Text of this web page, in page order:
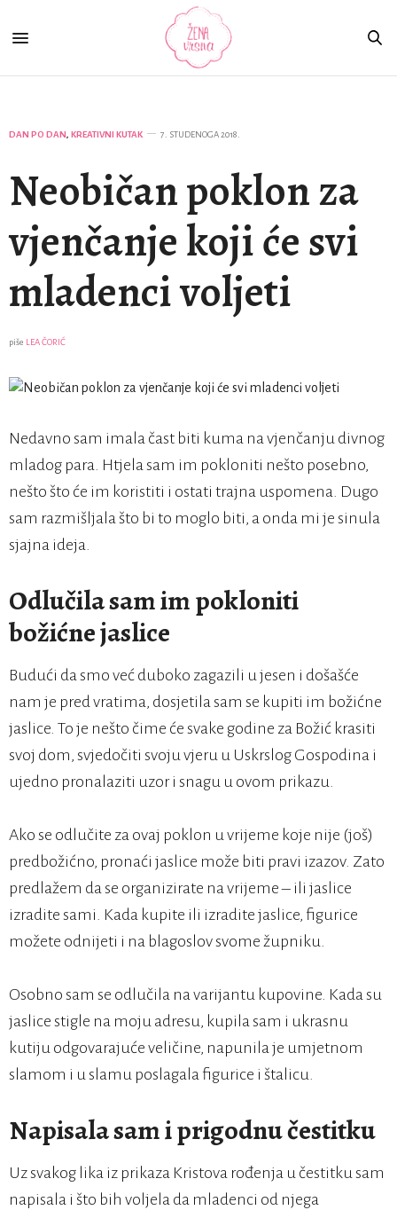
DAN PO DAN, KREATIVNI KUTAK 7. STUDENOGA 2018.
Neobičan poklon za
vjenčanje koji će svi
mladenci voljeti
piše LEA ČORIĆ
Nedavno sam imala čast biti kuma na vjenčanju divnog
mladog para. Htjela sam im pokloniti nešto posebno,
nešto što će im koristiti i ostati trajna uspomena. Dugo
sam razmišljala što bi to moglo biti, a onda mi je sinula
sjajna ideja.
Odlučila sam im pokloniti
božićne jaslice
Budući da smo već duboko zagazili u jesen i došašće
nam je pred vratima, dosjetila sam se kupiti im božićne
jaslice. To je nešto čime će svake godine za Božić krasiti
svoj dom, svjedočiti svoju vjeru u Uskrslog Gospodina i
ujedno pronalaziti uzor i snagu u ovom prikazu.
Ako se odlučite za ovaj poklon u vrijeme koje nije (još)
predbožićno, pronaći jaslice može biti pravi izazov. Zato
predlažem da se organizirate na vrijeme – ili jaslice
izradite sami. Kada kupite ili izradite jaslice, figurice
možete odnijeti i na blagoslov svome župniku.
Osobno sam se odlučila na varijantu kupovine. Kada su
jaslice stigle na moju adresu, kupila sam i ukrasnu
kutiju odgovarajuće veličine, napunila je umjetnom
slamom i u slamu poslagala figurice i štalicu.
Napisala sam i prigodnu čestitku
Uz svakog lika iz prikaza Kristova rođenja u čestitku sam
napisala i što bih voljela da mladenci od njega